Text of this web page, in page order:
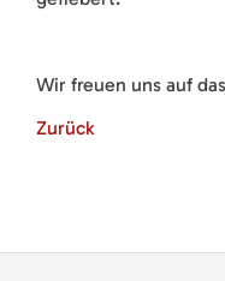
Wir freuen uns auf
Zurück